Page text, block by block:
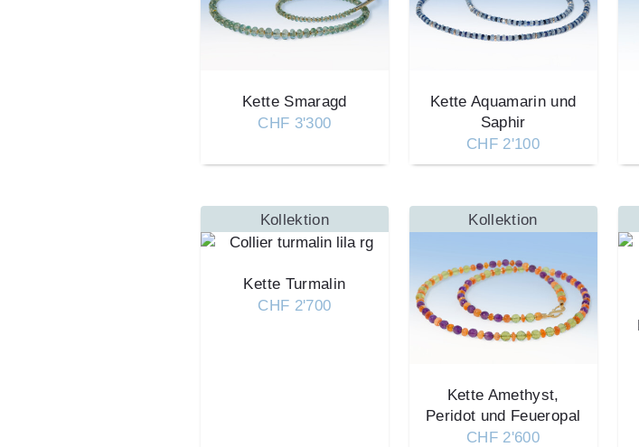
Kette Smaragd
CHF 3'300
Kette Aquamarin und
Saphir
CHF 2'100
Kollektion
Kette Turmalin
CHF 2'700
Kollektion
Kette Amethyst,
Peridot und Feueropal
CHF 2'600